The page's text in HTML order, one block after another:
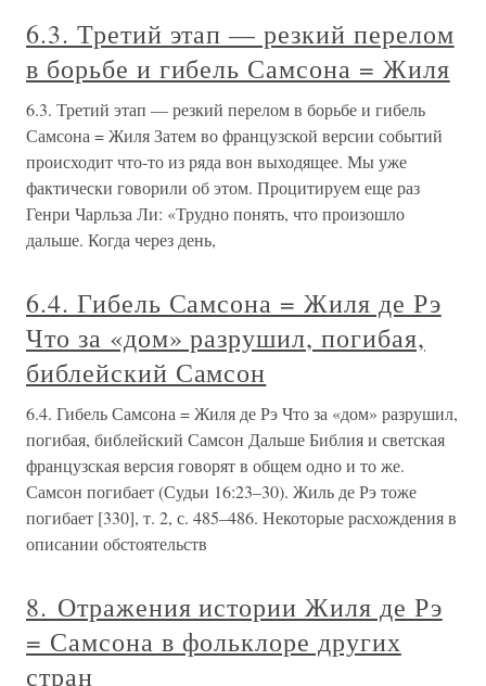
6.3. Третий этап — резкий перелом
в борьбе и гибель Самсона = Жиля
6.3. Третий этап — резкий перелом в борьбе и гибель
Самсона = Жиля Затем во французской версии событий
происходит что-то из ряда вон выходящее. Мы уже
фактически говорили об этом. Процитируем еще раз
Генри Чарльза Ли: «Трудно понять, что произошло
дальше. Когда через день,
6.4. Гибель Самсона = Жиля де Рэ
Что за «дом» разрушил, погибая,
библейский Самсон
6.4. Гибель Самсона = Жиля де Рэ Что за «дом» разрушил,
погибая, библейский Самсон Дальше Библия и светская
французская версия говорят в общем одно и то же.
Самсон погибает (Судьи 16:23–30). Жиль де Рэ тоже
погибает [330], т. 2, с. 485–486. Некоторые расхождения в
описании обстоятельств
8. Отражения истории Жиля де Рэ
= Самсона в фольклоре других
стран